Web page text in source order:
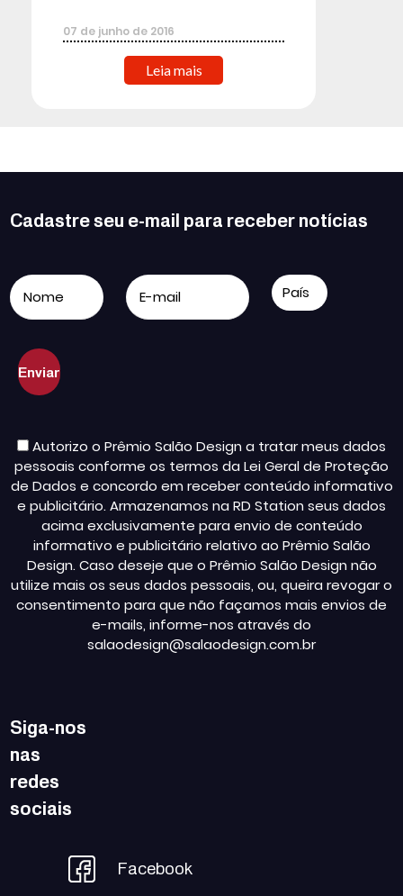
07 de junho de 2016
Leia mais
Cadastre seu e-mail para receber notícias
Autorizo o Prêmio Salão Design a tratar meus dados
pessoais conforme os termos da Lei Geral de Proteção
de Dados e concordo em receber conteúdo informativo
e publicitário. Armazenamos na RD Station seus dados
acima exclusivamente para envio de conteúdo
informativo e publicitário relativo ao Prêmio Salão
Design. Caso deseje que o Prêmio Salão Design não
utilize mais os seus dados pessoais, ou, queira revogar o
consentimento para que não façamos mais envios de
e-mails, informe-nos através do
salaodesign@salaodesign.com.br
Siga-nos
nas
redes
sociais
Facebook